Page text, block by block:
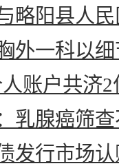
略阳县人
外一科以
账户共济
乳腺癌筛
发行市场